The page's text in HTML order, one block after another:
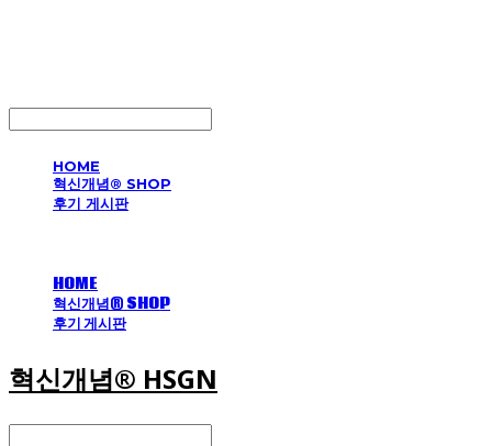
HOME
혁신개념® SHOP
후기 게시판
HOME
혁신개념® SHOP
후기 게시판
혁신개념® HSGN